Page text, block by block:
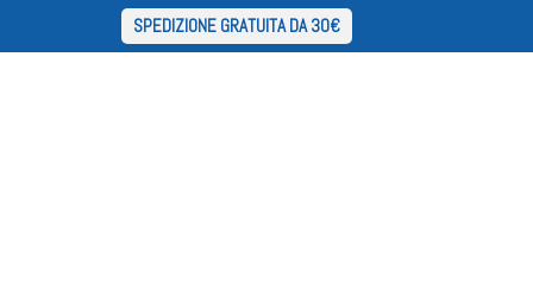
SPEDIZIONE GRATUITA DA 30€